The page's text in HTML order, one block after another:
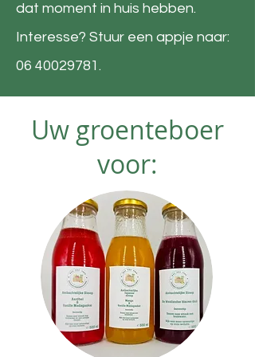
dat moment in huis hebben.
Interesse? Stuur een appje naar:
06 40029781 .
Uw groenteboer
voor: